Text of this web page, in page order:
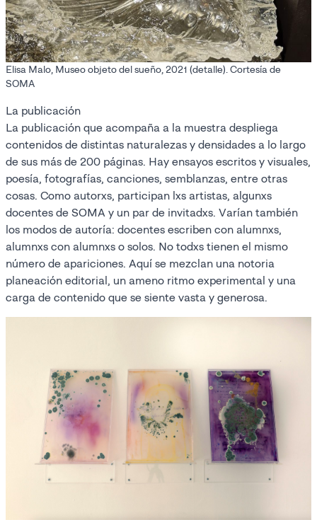
Elisa Malo, Museo objeto del sueño, 2021 (detalle). Cortesía de
SOMA
La publicación
La publicación que acompaña a la muestra despliega
contenidos de distintas naturalezas y densidades a lo largo
de sus más de 200 páginas. Hay ensayos escritos y visuales,
poesía, fotografías, canciones, semblanzas, entre otras
cosas. Como autorxs, participan lxs artistas, algunxs
docentes de SOMA y un par de invitadxs. Varían también
los modos de autoría: docentes escriben con alumnxs,
alumnxs con alumnxs o solos. No todxs tienen el mismo
número de apariciones. Aquí se mezclan una notoria
planeación editorial, un ameno ritmo experimental y una
carga de contenido que se siente vasta y generosa.